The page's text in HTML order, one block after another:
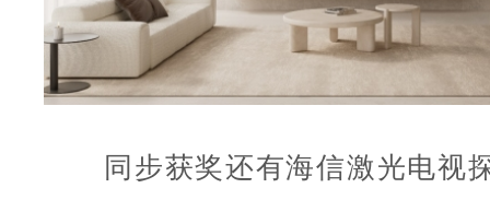
同步获奖还有海信激光电视